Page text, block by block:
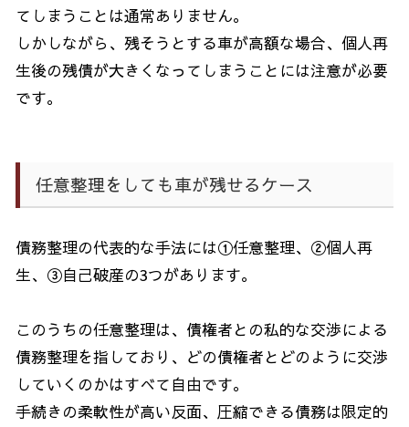
てしまうことは通常ありません。
しかしながら、残そうとする車が高額な場合、個人再
生後の残債が大きくなってしまうことには注意が必要
です。
任意整理をしても車が残せるケース
債務整理の代表的な手法には①任意整理、②個人再
生、③自己破産の3つがあります。
このうちの任意整理は、債権者との私的な交渉による
債務整理を指しており、どの債権者とどのように交渉
していくのかはすべて自由です。
手続きの柔軟性が高い反面、圧縮できる債務は限定的